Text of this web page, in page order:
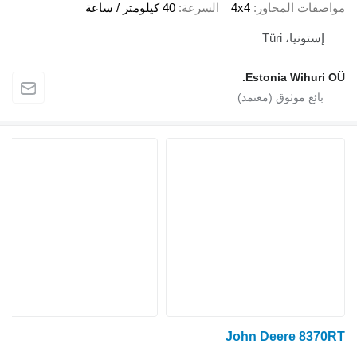
مواصفات المحاور
4x4 السرعة 40 كيلومتر / ساعة
إستونيا، Türi
Estonia Wihuri OÜ.
John Deere 8370RT